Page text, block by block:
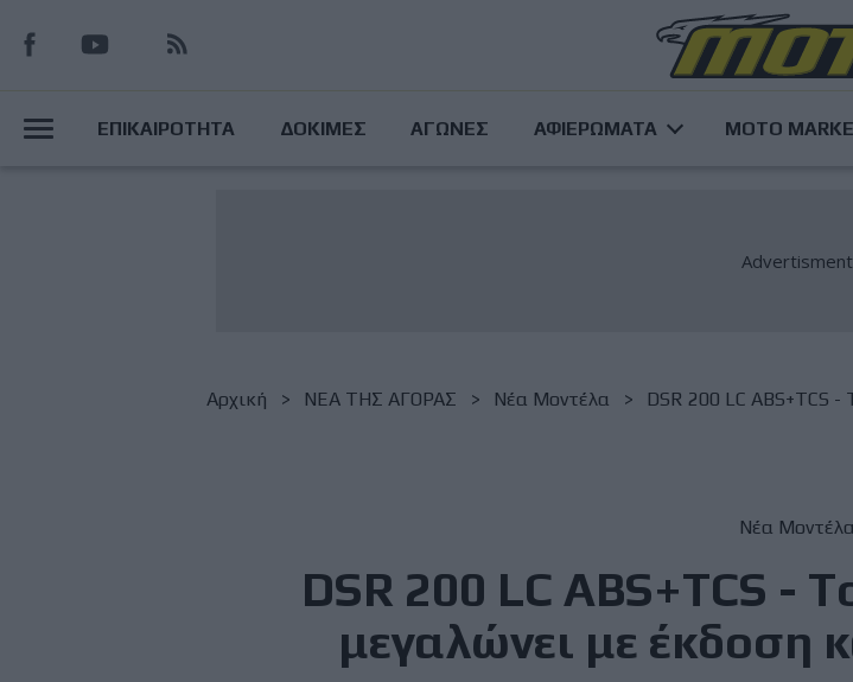
προς
κυρίως
MainΕΠΙΚΑΙΡΟΤΗΤΑ ΔΟΚΙΜΕΣ ΑΓΩΝΕΣ ΑΦΙΕΡΩΜΑΤΑ MOTO
Breadcrumb
Αρχική NΕΑ ΤΗΣ ΑΓΟΡΑΣ Νέα Μοντέλα DSR 200 LC ABS+TCS
Νέα Μοντέλα
DSR 200 LC ABS+TCS -
μεγαλώνει με έκδοση